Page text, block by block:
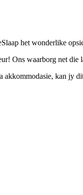
het wonderlike
Ons waarborg net die
akkommodasie, kan jy